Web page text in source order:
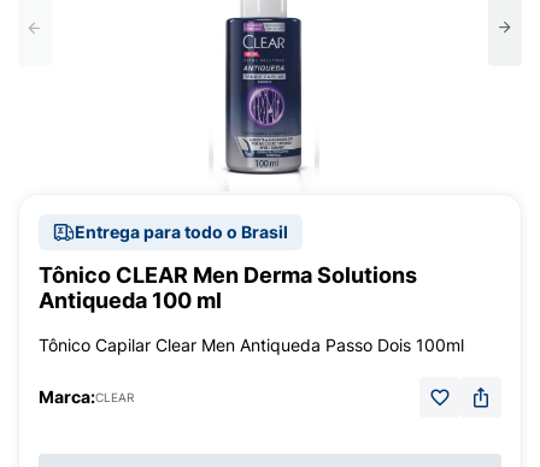
Entrega para todo o Brasil
Tônico CLEAR Men Derma Solutions
Antiqueda 100 ml
Tônico Capilar Clear Men Antiqueda Passo Dois 100ml
Marca:CLEAR